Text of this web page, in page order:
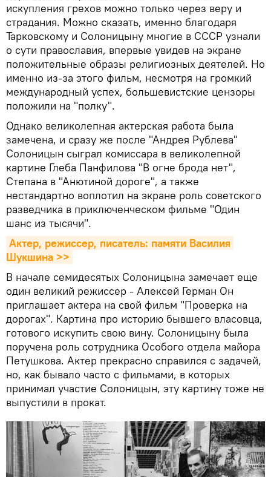
искупления грехов можно только через веру и
страдания. Можно сказать, именно благодаря
Тарковскому и Солоницыну многие в СССР узнали
о сути православия, впервые увидев на экране
положительные образы религиозных деятелей. Но
именно из-за этого фильм, несмотря на громкий
международный успех, большевистские цензоры
положили на "полку".
Однако великолепная актерская работа была
замечена, и сразу же после "Андрея Рублева"
Солоницын сыграл комиссара в великолепной
картине Глеба Панфилова "В огне брода нет",
Степана в "Анютиной дороге", а также
нестандартно воплотил на экране роль советского
разведчика в приключенческом фильме "Один
шанс из тысячи".
Актер, режиссер, писатель: памяти Василия
Шукшина >>
В начале семидесятых Солоницына замечает еще
один великий режиссер - Алексей Герман Он
приглашает актера на свой фильм "Проверка на
дорогах". Картина про историю бывшего власовца,
готового искупить свою вину. Солоницыну была
поручена роль сотрудника Особого отдела майора
Петушкова. Актер прекрасно справился с задачей,
но, как бывало часто с фильмами, в которых
принимал участие Солоницын, эту картину тоже не
выпустили в прокат.